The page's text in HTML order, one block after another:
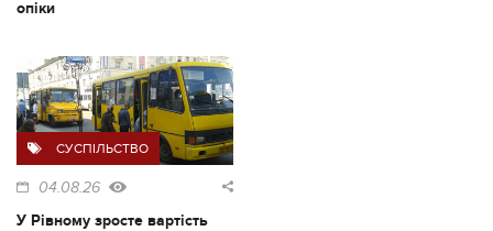
опіки
СУСПІЛЬСТВО
04.08.26
У Рівному зросте вартість